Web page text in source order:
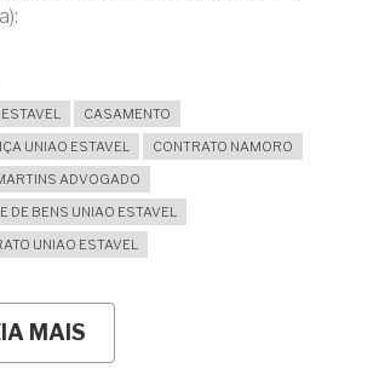
CASAMENTO
UNIAO ESTAVEL
CONTRATO NAMORO
ADVOGADO
DE BENS UNIAO ESTAVEL
UNIAO ESTAVEL
MAIS
MINHA